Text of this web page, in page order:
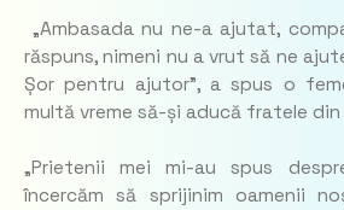
„Ambasada nu ne-a ajutat,
răspuns, nimeni nu a vrut să ne
Șor pentru ajutor”, a spus o
multă vreme să-și aducă fratele din
„Prietenii mei mi-au spus
încercăm să sprijinim oamenii